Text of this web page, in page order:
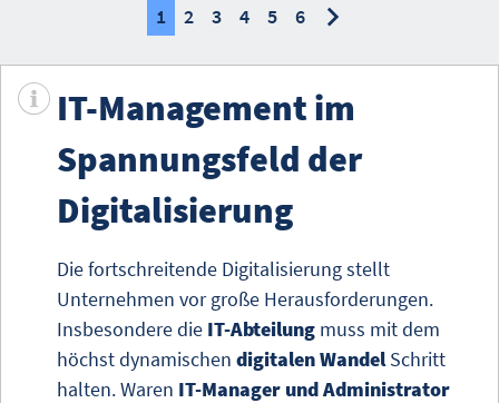
1 2 3 4 5 6nächste
IT-Management im
Spannungsfeld der
Digitalisierung
Die fortschreitende Digitalisierungstellt
Unternehmen vor große Herausforderungen.
Insbesondere die IT-Abteilung muss mit dem
höchst dynamischen digitalen WandelSchritt
halten. Waren IT-Manager und Administrator